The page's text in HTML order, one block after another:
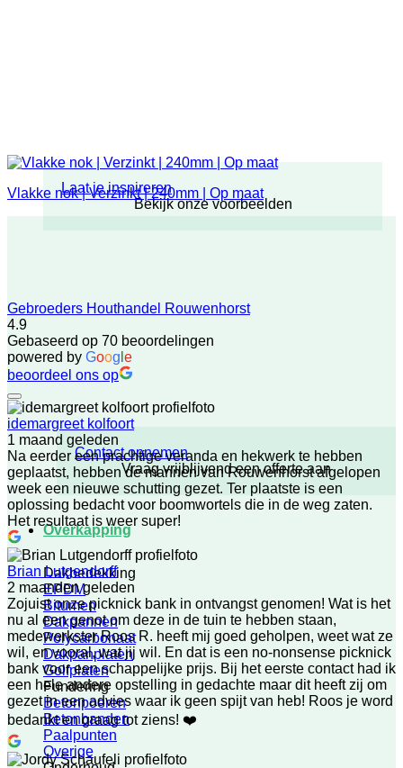
Laat je inspireren
Bekijk onze voorbeelden
Contact opnemen
Vraag vrijblijvend een offerte aan
Overkapping
Dakbedekking
EPDM
Bitumen
Dakpannen
Polycarbonaat
Dakpanplaten
Golfplaten
Fundering
Betonpoeren
Betonbanden
Paalpunten
Overige
Vlakke nok | Verzinkt | 240mm | Op maat
Gebroeders Houthandel Rouwenhorst
4.9
Gebaseerd op 70 beoordelingen
powered by Goog e
beoordeel ons op
idemargreet kolfoort
1 maand geleden
Na eerder een prachtige veranda en hekwerk te hebben
geplaatst, hebben de mannen van Rouwenhorst afgelopen
week een nieuwe schutting gezet. Ter plaatste is een
oplossing bedacht voor boomwortels die in de weg zaten.
Het resultaat is weer super!
Brian Lutgendorff
2 maanden geleden
Zojuist onze picknick bank in ontvangst genomen! Wat is het
nu al een genot om deze in de tuin te hebben staan,
medewerkster Roos R. heeft mij goed geholpen, weet wat ze
wil, en vooral, wat jij wil. En dat is een no-nonsense picknick
bank voor een schappelijke prijs. Bij het eerste contact had ik
een hele andere opstelling in gedachte maar dit heeft zij om
gezet in een advies waar ik geen spijt van heb! Roos je word
bedankt en graag tot ziens! ❤️